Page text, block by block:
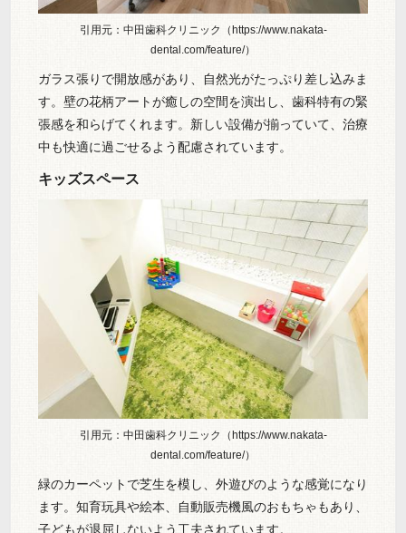
引用元：中田歯科クリニック（https://www.nakata-
dental.com/feature/）
ガラス張りで開放感があり、自然光がたっぷり差し込みま
す。壁の花柄アートが癒しの空間を演出し、歯科特有の緊
張感を和らげてくれます。新しい設備が揃っていて、治療
中も快適に過ごせるよう配慮されています。
キッズスペース
引用元：中田歯科クリニック（https://www.nakata-
dental.com/feature/）
緑のカーペットで芝生を模し、外遊びのような感覚になり
ます。知育玩具や絵本、自動販売機風のおもちゃもあり、
子どもが退屈しないよう工夫されています。